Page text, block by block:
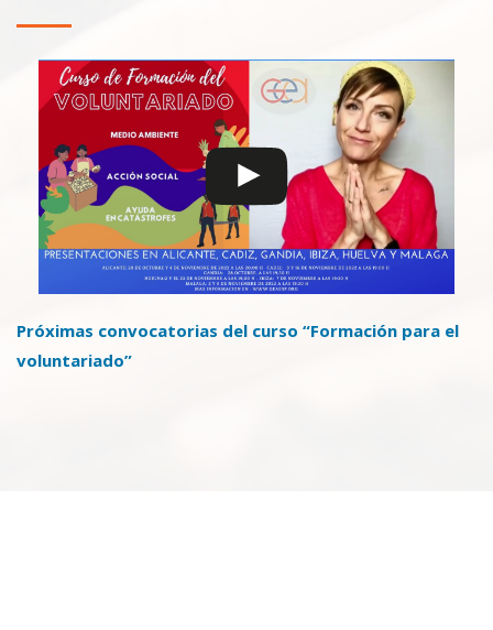
Próximas convocatorias del curso “Formación para el
voluntariado”